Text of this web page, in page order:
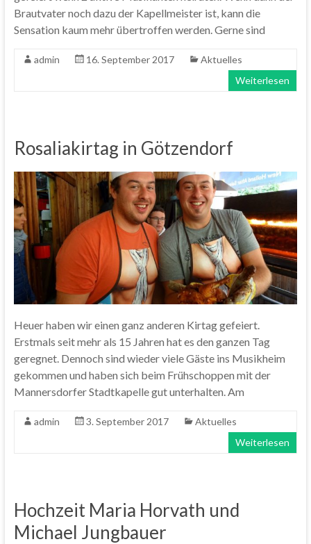
Brautvater noch dazu der Kapellmeister ist, kann die
Sensation kaum mehr übertroffen werden. Gerne sind
admin 16. September 2017
Aktuelles
Weiterlesen
Rosaliakirtag in Götzendorf
Heuer haben wir einen ganz anderen Kirtag gefeiert.
Erstmals seit mehr als 15 Jahren hat es den ganzen Tag
geregnet. Dennoch sind wieder viele Gäste ins Musikheim
gekommen und haben sich beim Frühschoppen mit der
Mannersdorfer Stadtkapelle gut unterhalten. Am
admin 3. September 2017
Aktuelles
Weiterlesen
Hochzeit Maria Horvath und
Michael Jungbauer